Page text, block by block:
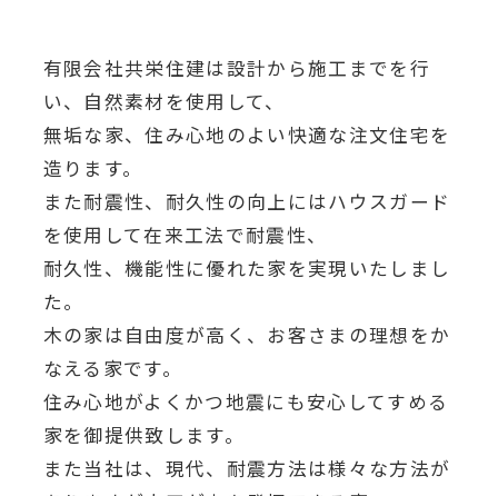
有限会社共栄住建は設計から施工までを行
い、自然素材を使用して、
無垢な家、住み心地のよい快適な注文住宅を
造ります。
また耐震性、耐久性の向上にはハウスガード
を使用して在来工法で耐震性、
耐久性、機能性に優れた家を実現いたしまし
た。
木の家は自由度が高く、お客さまの理想をか
なえる家です。
住み心地がよくかつ地震にも安心してすめる
家を御提供致します。
また当社は、現代、耐震方法は様々な方法が